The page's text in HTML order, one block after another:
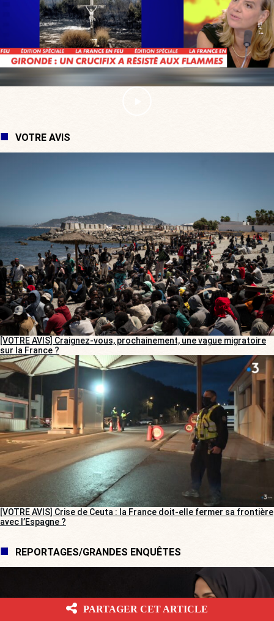
VOTRE AVIS
[VOTRE AVIS] Craignez-vous, prochainement, une vague migratoire
sur la France ?
[VOTRE AVIS] Crise de Ceuta : la France doit-elle fermer sa frontière
avec l’Espagne ?
REPORTAGES/GRANDES ENQUÊTES
PARTAGER CET ARTICLE